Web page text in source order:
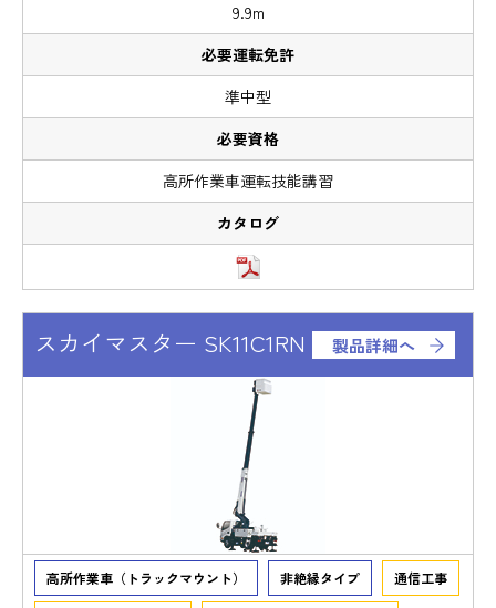
9.9m
準中型
高所作業車運転技能講習
スカイマスター SK11C1RN 製品詳細へ
高所作業車（トラックマウント） 非絶縁タイプ 通信工事